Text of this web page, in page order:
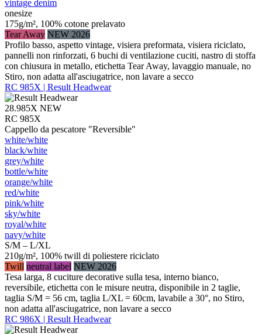
vintage denim
onesize
175g/m², 100% cotone prelavato
Tear Away NEW 2026
Profilo basso, aspetto vintage, visiera preformata, visiera riciclato,
pannelli non rinforzati, 6 buchi di ventilazione cuciti, nastro di stoffa
con chiusura in metallo, etichetta Tear Away, lavaggio manuale, no
Stiro, non adatta all'asciugatrice, non lavare a secco
RC 985X | Result Headwear
28.985X NEW
RC 985X
Cappello da pescatore "Reversible"
white/​white
black/​white
grey/​white
bottle/​white
orange/​white
red/​white
pink/​white
sky/​white
royal/​white
navy/​white
S/M – L/XL
210g/m², 100% twill di poliestere riciclato
Twill neutral label NEW 2026
Tesa larga, 8 cuciture decorative sulla tesa, interno bianco,
reversibile, etichetta con le misure neutra, disponibile in 2 taglie,
taglia S/M = 56 cm, taglia L/XL = 60cm, lavabile a 30°, no Stiro,
non adatta all'asciugatrice, non lavare a secco
RC 986X | Result Headwear